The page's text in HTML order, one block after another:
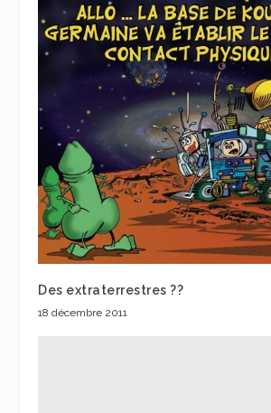
Des extraterrestres ??
18 décembre 2011